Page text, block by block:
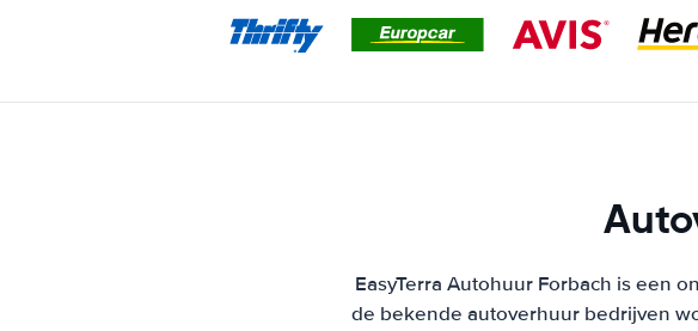
EasyTerra Autohuur Forbach is een
de bekende autoverhuur bedrijven